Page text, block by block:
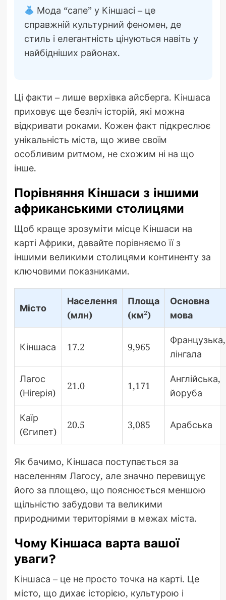
Мода “сапе” у Кіншасі – це
справжній культурний феномен, де
стиль і елегантність цінуються навіть у
найбідніших районах.
Ці факти – лише верхівка айсберга. Кіншаса
приховує ще безліч історій, які можна
відкривати роками. Кожен факт підкреслює
унікальність міста, що живе своїм
особливим ритмом, не схожим ні на що
інше.
Порівняння Кіншаси з іншими
африканськими столицями
Щоб краще зрозуміти місце Кіншаси на
карті Африки, давайте порівняємо її з
іншими великими столицями континенту за
ключовими показниками.
Місто
Населення
(млн)
Площа
(км²)
Основна
мова
Кіншаса 17.2 9,965
Французька,
лінгала
Лагос
(Нігерія)
21.0 1,171
Англійська,
йоруба
Каїр
(Єгипет)
20.5 3,085 Арабська
Як бачимо, Кіншаса поступається за
населенням Лагосу, але значно перевищує
його за площею, що пояснюється меншою
щільністю забудови та великими
природними територіями в межах міста.
Чому Кіншаса варта вашої
уваги?
Кіншаса – це не просто точка на карті. Це
місто, що дихає історією, культурою і